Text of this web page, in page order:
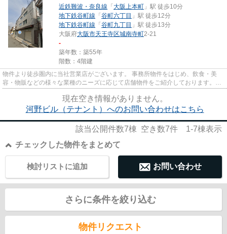
近鉄難波・奈良線 「大阪上本町 」駅 徒歩10分
地下鉄谷町線 「谷町六丁目 」駅 徒歩12分
地下鉄谷町線 「谷町九丁目 」駅 徒歩13分
大阪府大阪市天王寺区城南寺町2-21
-
築年数：築55年
階数：4階建
物件より徒歩圏内に当社営業店がございます。 事務所物件をはじめ、飲食・美
容・物販などの様々な業種のニーズに応じて店舗物件をご紹介しております。
尚、弊社ではおとり広告は一切...
現在空き情報がありません。
河野ビル（テナント）へのお問い合わせはこちら
該当公開件数7棟 空き数7件 1-7棟表示
チェックした物件をまとめて
お問い合わせ
検討リストに追加
さらに条件を絞り込む
物件リクエスト